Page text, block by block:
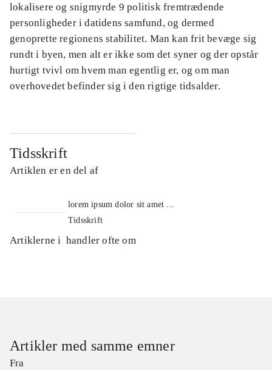
lokalisere og snigmyrde 9 politisk fremtrædende
personligheder i datidens samfund, og dermed
genoprette regionens stabilitet. Man kan frit bevæge sig
rundt i byen, men alt er ikke som det syner og der opstår
hurtigt tvivl om hvem man egentlig er, og om man
overhovedet befinder sig i den rigtige tidsalder.
Tidsskrift
Artiklen er en del af
lorem ipsum dolor sit amet ...
Tidsskrift
Artiklerne i handler ofte om
Artikler med samme emner
Fra